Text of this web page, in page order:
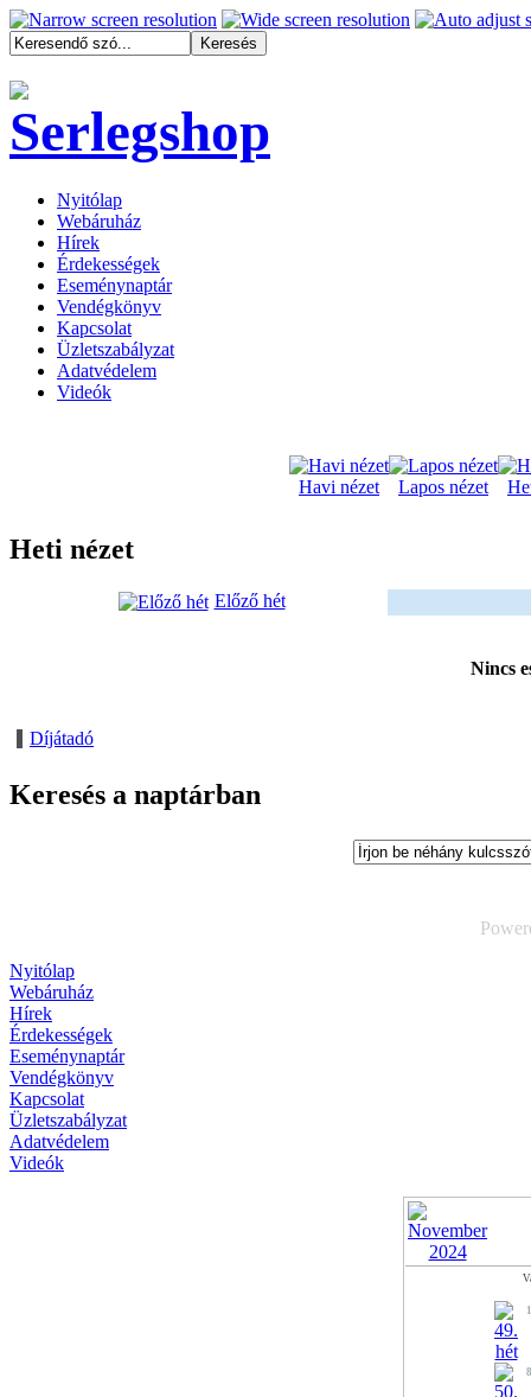
Nyitólap
Webáruház
Hírek
Érdekességek
Eseménynaptár
Vendégkönyv
Kapcsolat
Üzletszabályzat
Adatvédelem
Videók
Havi nézet Lapos nézet
Heti nézet
Előző hét
Nincs
Díjátadó
Keresés a naptárban
Nyitólap
Webáruház
Hírek
Érdekességek
Eseménynaptár
Vendégkönyv
Kapcsolat
Üzletszabályzat
Adatvédelem
Videók
1
8